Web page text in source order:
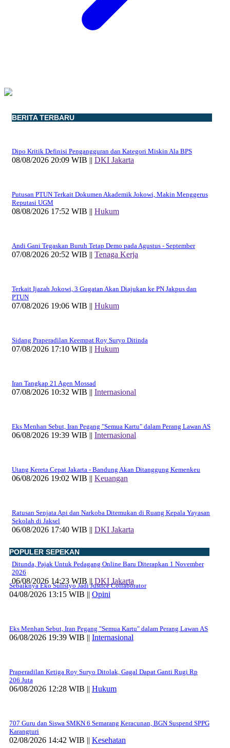
BERITA TERBARU
Dipo Kritik Definisi Pengangguran dan Kategori Miskin Ala BPS
08/08/2026 20:09 WIB || DKI Jakarta
Putusan PTUN Terkait Dokumen Akademik Jokowi, Makin Menggerus
Reputasi UGM
08/08/2026 17:52 WIB || Hukum
Andi Gani Tegaskan Buruh Tetap Demo pada Agustus - September
07/08/2026 20:52 WIB || Tenaga Kerja
Terkait Ijazah Jokowi, 3 Gugatan Akan Diajukan ke PN Jakpus dan
PTUN
07/08/2026 19:06 WIB || Hukum
Sidang Praperadilan Keempat Roy Suryo Ditinda
07/08/2026 17:10 WIB || Hukum
Iran Tangkap 21 Agen Mossad
07/08/2026 10:32 WIB || Internasional
Eks Menhan Sebut, Iran Pegang "Semua Kartu" dalam Perang Lawan AS
06/08/2026 19:39 WIB || Internasional
Utang Kereta Cepat Jakarta - Bandung Akan Ditanggung Kemenkeu
06/08/2026 19:02 WIB || Keuangan
Ratusan Senjata Api dan Narkoba Ditemukan di Ruang Kepala Yayasan
Sekolah di Jaksel
06/08/2026 17:40 WIB || DKI Jakarta
Ditunda, Pajak Untuk Pedagang Online Baru Diterapkan 1 November
2026
06/08/2026 14:23 WIB || DKI Jakarta
POPULER SEPEKAN
Sebaiknya Eko Sulistyo Jadi Justice Collaborator
04/08/2026 13:15 WIB || Opini
Eks Menhan Sebut, Iran Pegang "Semua Kartu" dalam Perang Lawan AS
06/08/2026 19:39 WIB || Internasional
Praperadilan Ketiga Roy Suryo Ditolak, Gagal Dapat Ganti Rugi Rp
206 Juta
06/08/2026 12:28 WIB || Hukum
707 Guru dan Siswa SMKN 6 Semarang Keracunan, BGN Suspend SPPG
Karangturi
02/08/2026 14:42 WIB || Kesehatan